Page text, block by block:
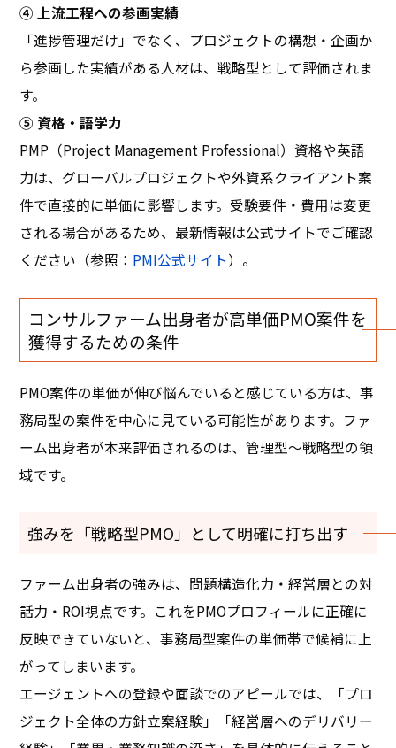
④ 上流工程への参画実績
「進捗管理だけ」でなく、プロジェクトの構想・企画か
ら参画した実績がある人材は、戦略型として評価されま
す。
⑤ 資格・語学力
PMP（Project Management Professional）資格や英語
力は、グローバルプロジェクトや外資系クライアント案
件で直接的に単価に影響します。受験要件・費用は変更
される場合があるため、最新情報は公式サイトでご確認
ください（参照： PMI公式サイト）。
コンサルファーム出身者が高単価PMO案件を
獲得するための条件
PMO案件の単価が伸び悩んでいると感じている方は、事
務局型の案件を中心に見ている可能性があります。ファ
ーム出身者が本来評価されるのは、管理型〜戦略型の領
域です。
強みを「戦略型PMO」として明確に打ち出す
ファーム出身者の強みは、問題構造化力・経営層との対
話力・ROI視点です。これをPMOプロフィールに正確に
反映できていないと、事務局型案件の単価帯で候補に上
がってしまいます。
エージェントへの登録や面談でのアピールでは、「プロ
ジェクト全体の方針立案経験」「経営層へのデリバリー